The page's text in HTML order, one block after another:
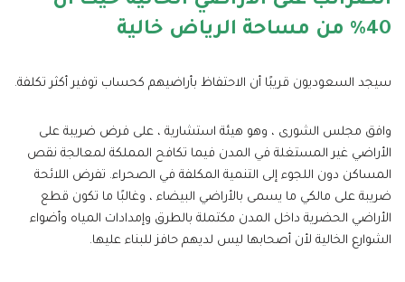
40٪ من مساحة الرياض خالية
سيجد السعوديون قريبًا أن الاحتفاظ بأراضيهم كحساب توفير أكثر تكلفة.
وافق مجلس الشورى ، وهو هيئة استشارية ، على فرض ضريبة على
الأراضي غير المستغلة في المدن فيما تكافح المملكة لمعالجة نقص
المساكن دون اللجوء إلى التنمية المكلفة في الصحراء. تفرض اللائحة
ضريبة على مالكي ما يسمى بالأراضي البيضاء ، وغالبًا ما تكون قطع
الأراضي الحضرية داخل المدن مكتملة بالطرق وإمدادات المياه وأضواء
الشوارع الخالية لأن أصحابها ليس لديهم حافز للبناء عليها.